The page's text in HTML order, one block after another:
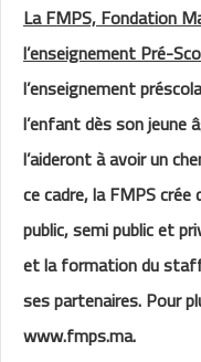
La FMPS, Fondation
l’enseignement Pré-
l’enseignement
l’enfant dès son jeune
l’aideront à avoir un
ce cadre, la FMPS
public, semi public et
et la formation du
ses partenaires. Pour
www.fmps.ma.